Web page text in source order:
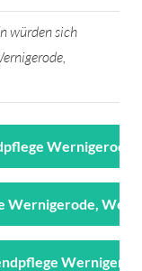
würden sich
Wernigerode,